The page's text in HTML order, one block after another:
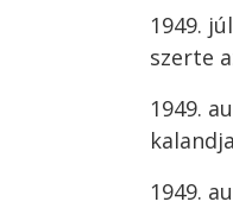
1949.
szerte
1949.
1949.